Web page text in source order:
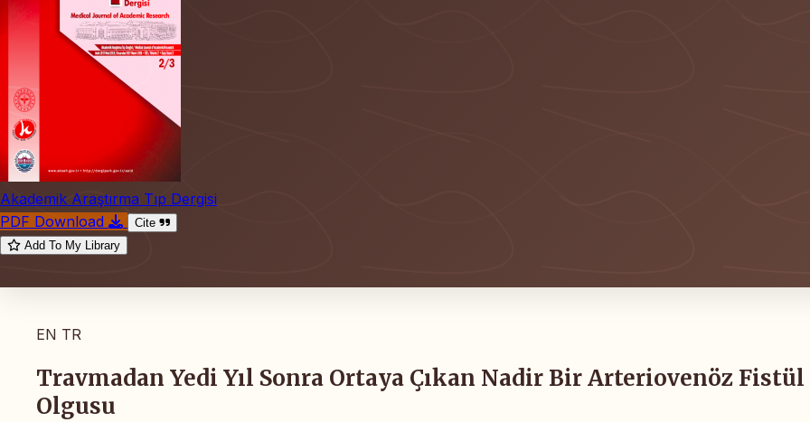
Akademik Araştırma Tıp Dergisi
PDF Download
Cite
Add To My Library
EN TR
Travmadan Yedi Yıl Sonra Ortaya Çıkan Nadir Bir Arteriovenöz Fistül
Olgusu